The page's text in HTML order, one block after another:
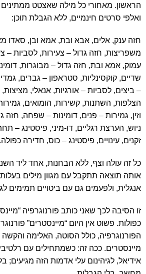
הראשון. מאחורי כל מילה שאצטט
ואלפי סרטים חינמיים, ללא הגבלת תוכן:
חזה ענק, אלים, אבא ובת, אמא ובן, סאדו
משפריצות, חזה גדול – צעירות, לסביות –
עמוק, אמא ובת, חזה גדול – מבוגרות,
שדיים, קוקסינליות, סטראפון – גברים,
– ביצים, לסביות – אורגיות, אנאלי,
הצלפות, השתנות, קשירות, הומואים, גמירות
וזין, גמירות – פנים, דומינות – שפחה, חזה
ניוש, הערצת רגליים, דו-מיני, פיסטינג –
זקנים, עינויים, פיסטינג – כוס, חדירה כפולה.
כל זה עולה וצף, ללא הבחנות, אחד ליד
אותה תוצאה תתקבל עם מגוון מילים בעלות
אנגלית, ולפעמים גם עם ביטויים תמימים
זו הסיבה לכך שאני כותב פורנוגרפיה
כפולות. פשוט אין היום “מיינסטרים”
הפורנוגרפיה, כולל הסוטה, האלימה והקשה
מיינסטרים. ככה זה: כשמתחילים עם
אידיאל, לגיהינום עלי אדמות הזה מגיעים;